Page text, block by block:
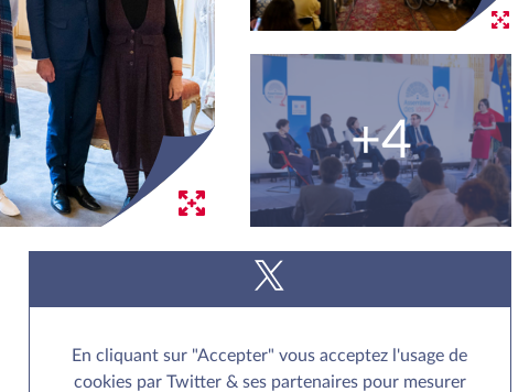
+4
En cliquant sur "Accepter" vous acceptez l'usage de
cookies par Twitter & ses partenaires pour mesurer